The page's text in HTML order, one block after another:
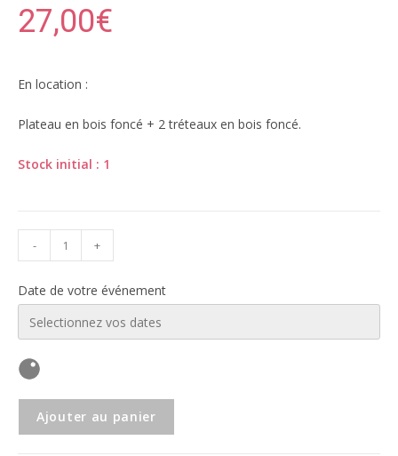
27,00€
En location :
Plateau en bois foncé + 2 tréteaux en bois foncé.
Stock initial : 1
- +
Date de votre événement
Ajouter au panier